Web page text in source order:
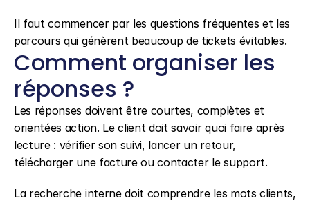
Il faut commencer par les questions fréquentes et les
parcours qui génèrent beaucoup de tickets évitables.
Comment organiser les
réponses ?
Les réponses doivent être courtes, complètes et
orientées action. Le client doit savoir quoi faire après
lecture : vérifier son suivi, lancer un retour,
télécharger une facture ou contacter le support.
La recherche interne doit comprendre les mots clients,